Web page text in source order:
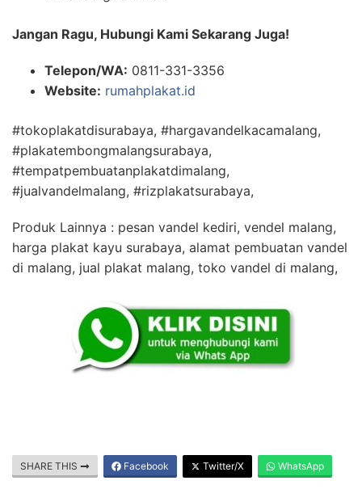
Jangan Ragu, Hubungi Kami Sekarang Juga!
Telepon/WA: 0811-331-3356
Website: rumahplakat.id
#tokoplakatdisurabaya, #hargavandelkacamalang,
#plakatembongmalangsurabaya,
#tempatpembuatanplakatdimalang,
#jualvandelmalang, #rizplakatsurabaya,
Produk Lainnya : pesan vandel kediri, vendel malang,
harga plakat kayu surabaya, alamat pembuatan vandel
di malang, jual plakat malang, toko vandel di malang,
SHARE THIS Facebook Twitter/X WhatsApp